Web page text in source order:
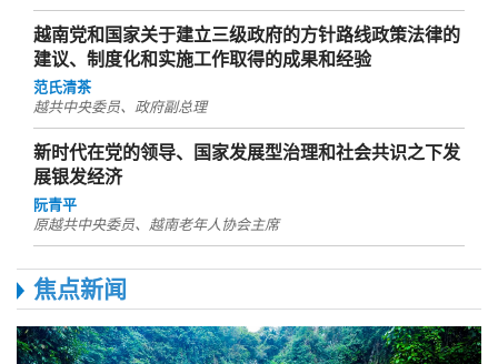
越南党和国家关于建立三级政府的方针路线政策法律的
建议、制度化和实施工作取得的成果和经验
范氏清茶
越共中央委员、政府副总理
新时代在党的领导、国家发展型治理和社会共识之下发
展银发经济
阮青平
原越共中央委员、越南老年人协会主席
焦点新闻